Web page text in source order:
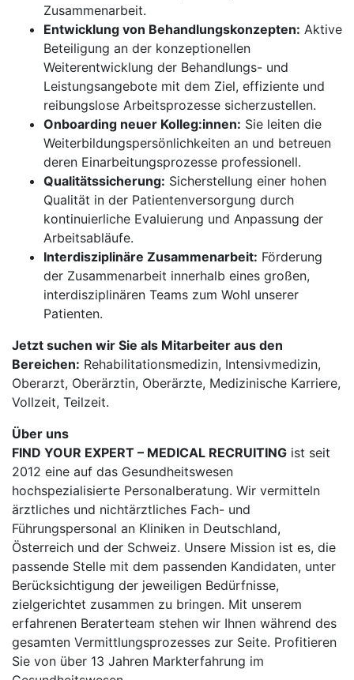
Zusammenarbeit.
Entwicklung von Behandlungskonzepten: Aktive
Beteiligung an der konzeptionellen
Weiterentwicklung der Behandlungs- und
Leistungsangebote mit dem Ziel, effiziente und
reibungslose Arbeitsprozesse sicherzustellen.
Onboarding neuer Kolleg:innen: Sie leiten die
Weiterbildungspersönlichkeiten an und betreuen
deren Einarbeitungsprozesse professionell.
Qualitätssicherung: Sicherstellung einer hohen
Qualität in der Patientenversorgung durch
kontinuierliche Evaluierung und Anpassung der
Arbeitsabläufe.
Interdisziplinäre Zusammenarbeit: Förderung
der Zusammenarbeit innerhalb eines großen,
interdisziplinären Teams zum Wohl unserer
Patienten.
Jetzt suchen wir Sie als Mitarbeiter aus den
Bereichen: Rehabilitationsmedizin, Intensivmedizin,
Oberarzt, Oberärztin, Oberärzte, Medizinische Karriere,
Vollzeit, Teilzeit.
Über uns
FIND YOUR EXPERT – MEDICAL RECRUITING ist seit
2012 eine auf das Gesundheitswesen
hochspezialisierte Personalberatung. Wir vermitteln
ärztliches und nichtärztliches Fach- und
Führungspersonal an Kliniken in Deutschland,
Österreich und der Schweiz. Unsere Mission ist es, die
passende Stelle mit dem passenden Kandidaten, unter
Berücksichtigung der jeweiligen Bedürfnisse,
zielgerichtet zusammen zu bringen. Mit unserem
erfahrenen Beraterteam stehen wir Ihnen während des
gesamten Vermittlungsprozesses zur Seite. Profitieren
Sie von über 13 Jahren Markterfahrung im